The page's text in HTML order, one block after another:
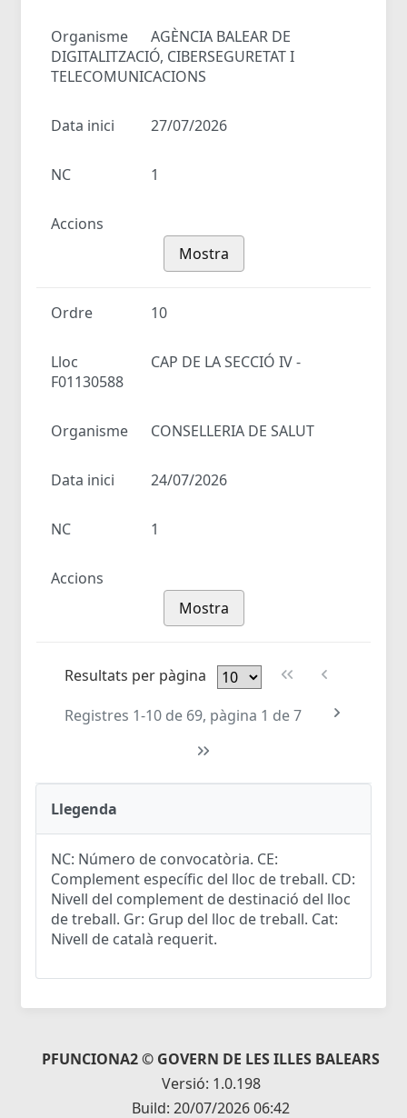
Organisme
AGÈNCIA BALEAR DE
DIGITALITZACIÓ, CIBERSEGURETAT I
TELECOMUNICACIONS
Data inici 27/07/2026
NC 1
Accions
Mostra
Ordre 10
Lloc
CAP DE LA SECCIÓ IV -
F01130588
Organisme CONSELLERIA DE SALUT
Data inici 24/07/2026
NC 1
Accions
Mostra
Resultats per pàgina
Registres 1-10 de 69, pàgina 1 de 7
Llegenda
NC: Número de convocatòria. CE:
Complement específic del lloc de treball. CD:
Nivell del complement de destinació del lloc
de treball. Gr: Grup del lloc de treball. Cat:
Nivell de català requerit.
PFUNCIONA2 © GOVERN DE LES ILLES BALEARS
Versió: 1.0.198
Build: 20/07/2026 06:42